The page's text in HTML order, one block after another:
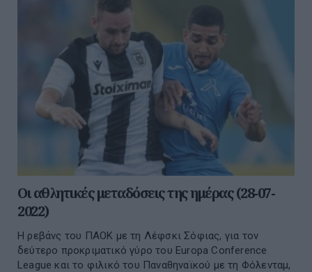
Οι αθλητικές μεταδόσεις της ημέρας (28-07-
2022)
Η ρεβάνς του ΠΑΟΚ με τη Λέφσκι Σόφιας, για τoν
δεύτερo προκριματικό γύρο του Europa Conference
League και το φιλικό του Παναθηναϊκού με τη Φόλενταμ,